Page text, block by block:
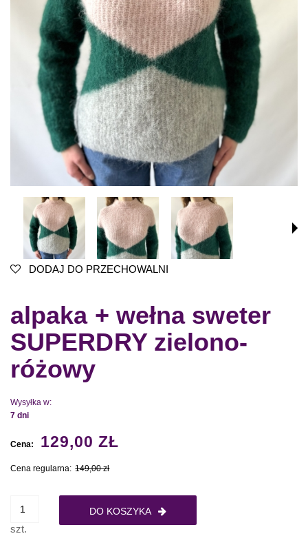
DODAJ DO PRZECHOWALNI
alpaka + wełna sweter
SUPERDRY zielono-
różowy
Wysyłka w:
7 dni
Cena: 129,00 ZŁ
Cena regularna: 149,00 zł
szt.
DO KOSZYKA